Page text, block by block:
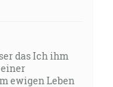
das Ich ihm
ewigen Leben